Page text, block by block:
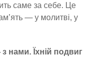
саме за себе. Це
— у молитві, у
нами. Їхній подвиг